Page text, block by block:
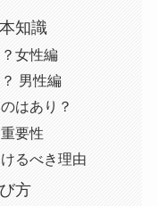
知識
女性編
男性編
はあり？
要性
るべき理由
方